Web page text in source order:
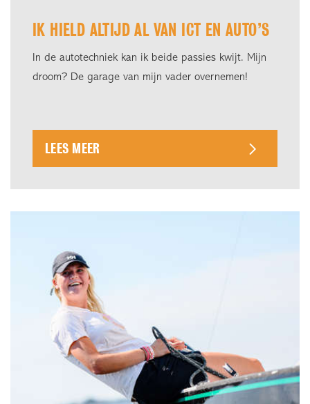
IK HIELD ALTIJD AL VAN ICT EN AUTO’S
In de autotechniek kan ik beide passies kwijt. Mijn
droom? De garage van mijn vader overnemen!
LEES MEER